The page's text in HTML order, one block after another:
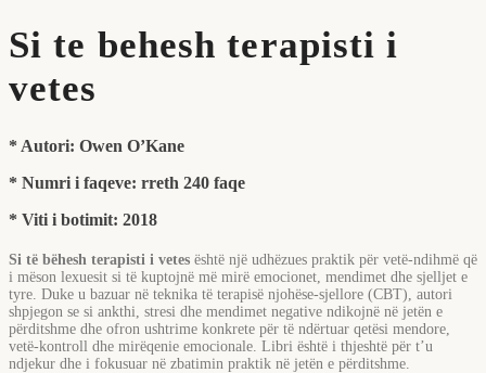
Si te behesh terapisti i
vetes
* Autori: Owen O’Kane
* Numri i faqeve: rreth 240 faqe
* Viti i botimit: 2018
Si të bëhesh terapisti i vetes është një udhëzues praktik për vetë-ndihmë që
i mëson lexuesit si të kuptojnë më mirë emocionet, mendimet dhe sjelljet e
tyre. Duke u bazuar në teknika të terapisë njohëse-sjellore (CBT), autori
shpjegon se si ankthi, stresi dhe mendimet negative ndikojnë në jetën e
përditshme dhe ofron ushtrime konkrete për të ndërtuar qetësi mendore,
vetë-kontroll dhe mirëqenie emocionale. Libri është i thjeshtë për t’u
ndjekur dhe i fokusuar në zbatimin praktik në jetën e përditshme.